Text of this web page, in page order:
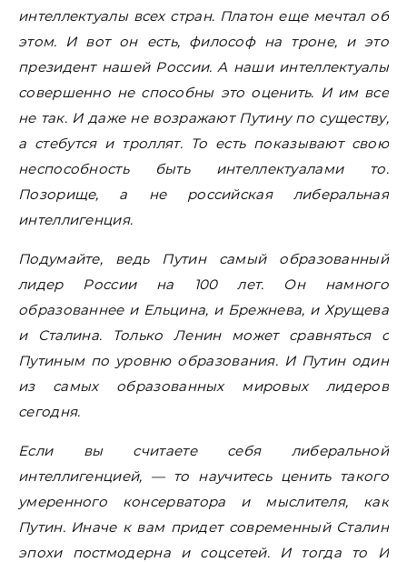
интеллектуалы всех стран. Платон еще мечтал об
этом. И вот он есть, философ на троне, и это
президент нашей России. А наши интеллектуалы
совершенно не способны это оценить. И им все
не так. И даже не возражают Путину по существу,
а стебутся и троллят. То есть показывают свою
неспособность быть интеллектуалами то.
Позорище, а не российская либеральная
интеллигенция.
Подумайте, ведь Путин самый образованный
лидер России на 100 лет. Он намного
образованнее и Ельцина, и Брежнева, и Хрущева
и Сталина. Только Ленин может сравняться с
Путиным по уровню образования. И Путин один
из самых образованных мировых лидеров
сегодня.
Если вы считаете себя либеральной
интеллигенцией, — то научитесь ценить такого
умеренного консерватора и мыслителя, как
Путин. Иначе к вам придет современный Сталин
эпохи постмодерна и соцсетей. И тогда то И